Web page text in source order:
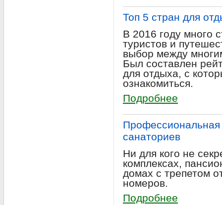
Топ 5 стран для
В 2016 году много
туристов и
выбор между
Был составлен
для отдыха, с
ознакомиться.
Подробнее
Профессиональная
санаториев
Ни для кого не
комплексах,
домах с трепетом
номеров.
Подробнее